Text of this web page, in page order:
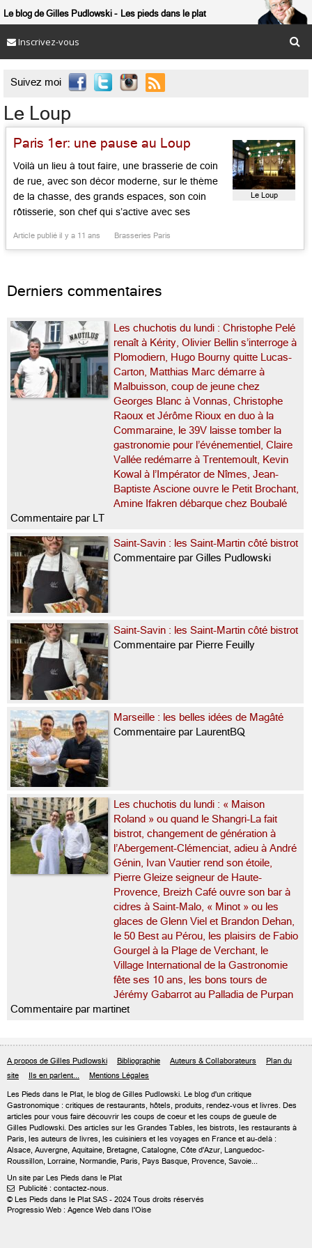
Le blog de Gilles Pudlowski Les pieds dans le plat
Inscrivez-vous
Suivez moi 
Le Loup
Paris 1er: une pause au Loup
Voilà un lieu à tout faire, une brasserie de coin
de rue, avec son décor moderne, sur le thème
de la chasse, des grands espaces, son coin
rôtisserie, son chef qui s’active avec ses
On peut venir là boire, grignoter, prendre la
Article publié il y a 11 ans Brasseries Paris
Le Loup
Derniers commentaires
Les chuchotis du lundi : Christophe Pelé
renaît à Kérity, Olivier Bellin s’interroge à
Plomodiern, Hugo Bourny quitte Lucas-
Carton, Matthias Marc démarre à
Malbuisson, coup de jeune chez
Georges Blanc à Vonnas, Christophe
Raoux et Jérôme Rioux en duo à la
Commaraine, le 39V laisse tomber la
gastronomie pour l’événementiel, Claire
Vallée redémarre à Trentemoult, Kevin
Kowal à l’Impérator de Nîmes, Jean-
Baptiste Ascione ouvre le Petit Brochant,
Amine Ifakren débarque chez Boubalé
Commentaire par LT
Saint-Savin : les Saint-Martin côté bistrot
Commentaire par Gilles Pudlowski
Saint-Savin : les Saint-Martin côté bistrot
Commentaire par Pierre Feuilly
Marseille : les belles idées de Magâté
Commentaire par LaurentBQ
Les chuchotis du lundi : « Maison
Roland » ou quand le Shangri-La fait
bistrot, changement de génération à
l’Abergement-Clémenciat, adieu à André
Génin, Ivan Vautier rend son étoile,
Pierre Gleize seigneur de Haute-
Provence, Breizh Café ouvre son bar à
cidres à Saint-Malo, « Minot » ou les
glaces de Glenn Viel et Brandon Dehan,
le 50 Best au Pérou, les plaisirs de Fabio
Gourgel à la Plage de Verchant, le
Village International de la Gastronomie
fête ses 10 ans, les bons tours de
Jérémy Gabarrot au Palladia de Purpan
Commentaire par martinet
A propos de Gilles Pudlowski Bibliographie Auteurs & Collaborateurs
Plan du
site
Ils en parlent... Mentions Légales
Les Pieds dans le Plat, le blog de Gilles Pudlowski. Le blog d'un critique
Gastronomique : critiques de restaurants, hôtels, produits, rendez-vous et livres. Des
articles pour vous faire découvrir les coups de coeur et les coups de gueule de
Gilles Pudlowski. Des articles sur les Grandes Tables, les bistrots, les restaurants à
Paris, les auteurs de livres, les cuisiniers et les voyages en France et au-delà :
Alsace, Auvergne, Aquitaine, Bretagne, Catalogne, Côte d'Azur, Languedoc-
Roussillon, Lorraine, Normandie, Paris, Pays Basque, Provence, Savoie...
Un site par Les Pieds dans le Plat
 Publicité : contactez-nous.
© Les Pieds dans le Plat SAS - 2024 Tous droits réservés
Progressio Web : Agence Web dans l'Oise